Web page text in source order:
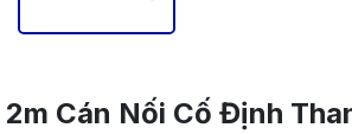
2m Cán Nối Cố Định